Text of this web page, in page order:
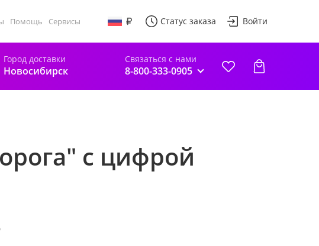
Помощь Сервисы Статус заказа Войти
Город доставки
Новосибирск
Связаться с нами
8-800-333-0905
с цифрой